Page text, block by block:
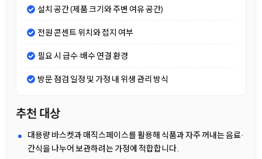
설치 공간 (제품 크기와 주변 여유 공간)
전원 콘센트 위치와 접지 여부
필요 시 급수·배수 연결 환경
방문 점검 일정 및 가정 내 위생 관리 방식
추천 대상
대용량 바스켓과 매직스페이스를 활용해 식품과 자주 꺼내는 음료·
간식을 나누어 보관하려는 가정에 적합합니다.